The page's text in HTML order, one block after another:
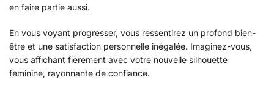
en faire partie aussi.
En vous voyant progresser, vous ressentirez un profond bien-
être et une satisfaction personnelle inégalée. Imaginez-vous,
vous affichant fièrement avec votre nouvelle silhouette
féminine, rayonnante de confiance.